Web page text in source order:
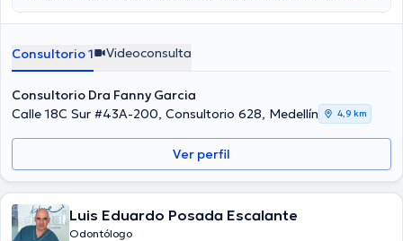
consulta mediante video. El precio de la consulta con la licenciada
abarca todo lo relacionado con Análisis de salud bucal.
Consultorio 1 Videoconsulta
Consultorio Dra Fanny Garcia
Calle 18C Sur #43A-200, Consultorio 628, Medellín
4,9 km
Ver perfil
Luis Eduardo Posada Escalante
Odontólogo